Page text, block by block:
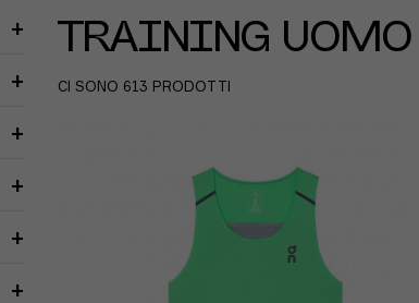
TRAINING UOMO
CI SONO 613 PRODOTTI